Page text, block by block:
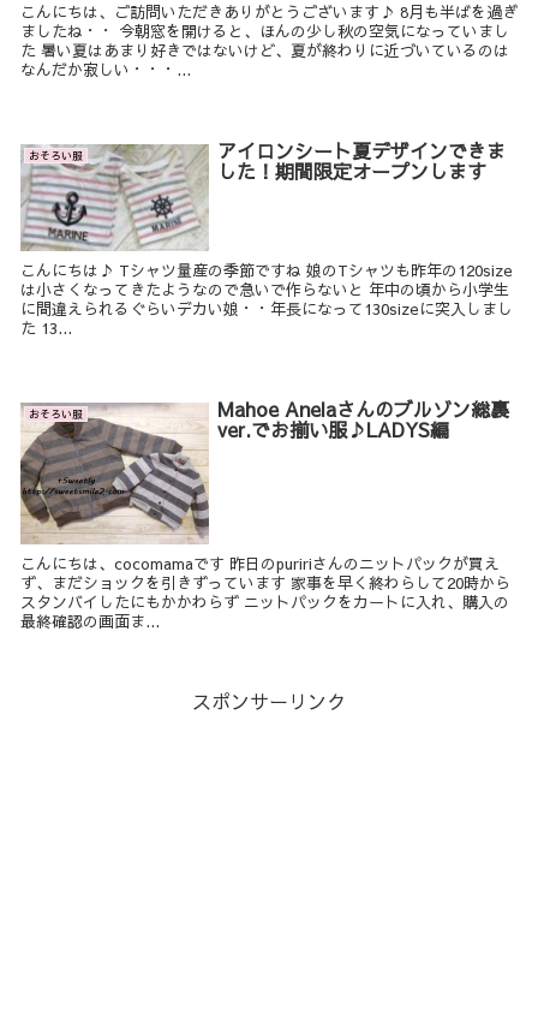
こんにちは、ご訪問いただきありがとうございます♪ 8月も半ばを過ぎ
ましたね・・ 今朝窓を開けると、ほんの少し秋の空気になっていまし
た 暑い夏はあまり好きではないけど、夏が終わりに近づいているのは
なんだか寂しい・・・...
おそろい服 アイロンシート夏デザインできま
した！期間限定オープンします
こんにちは♪ Tシャツ量産の季節ですね 娘のTシャツも昨年の120size
は小さくなってきたようなので急いで作らないと 年中の頃から小学生
に間違えられるぐらいデカい娘・・年長になって130sizeに突入しまし
た 13...
おそろい服 Mahoe Anelaさんのブルゾン総裏
ver.でお揃い服♪LADYS編
こんにちは、cocomamaです 昨日のpuririさんのニットパックが買え
ず、まだショックを引きずっています 家事を早く終わらして20時から
スタンバイしたにもかかわらず ニットパックをカートに入れ、購入の
最終確認の画面ま...
スポンサーリンク